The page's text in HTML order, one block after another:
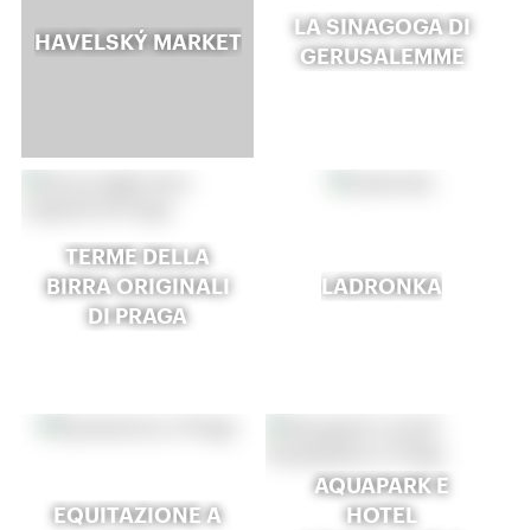
HAVELSKÝ MARKET
LA SINAGOGA DI
GERUSALEMME
TERME DELLA
BIRRA ORIGINALI
DI PRAGA
LADRONKA
EQUITAZIONE A
AQUAPARK E
HOTEL